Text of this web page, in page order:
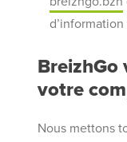
BreizhGo
votre
Nous mettons